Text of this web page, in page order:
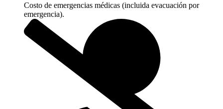
Costo de emergencias médicas (incluida evacuación por
emergencia).